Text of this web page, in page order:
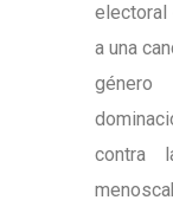
electoral
a una
género
contra